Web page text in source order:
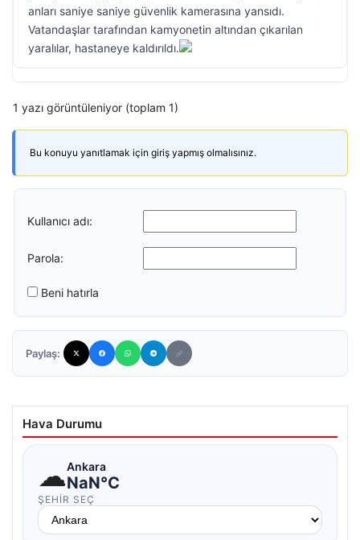
anları saniye saniye güvenlik kamerasına yansıdı.
Vatandaşlar tarafından kamyonetin altından çıkarılan
yaralılar, hastaneye kaldırıldı.
1 yazı görüntüleniyor (toplam 1)
Bu konuyu yanıtlamak için giriş yapmış olmalısınız.
Kullanıcı adı:
Parola:
Beni hatırla
Paylaş:
Hava Durumu
☁Ankara
NaN°C
ŞEHIR SEÇ